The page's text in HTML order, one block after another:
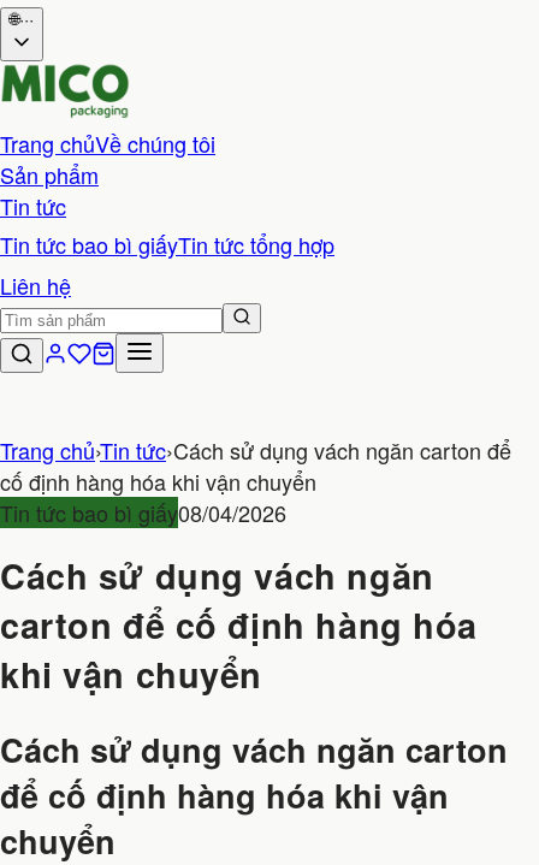
🌐···
Trang chủVề chúng tôi
Sản phẩm
Tin tức
Tin tức bao bì giấyTin tức tổng hợp
Liên hệ
Trang chủ›Tin tức›Cách sử dụng vách ngăn carton để
cố định hàng hóa khi vận chuyển
Tin tức bao bì giấy08/04/2026
Cách sử dụng vách ngăn
carton để cố định hàng hóa
khi vận chuyển
Cách sử dụng vách ngăn carton
để cố định hàng hóa khi vận
chuyển